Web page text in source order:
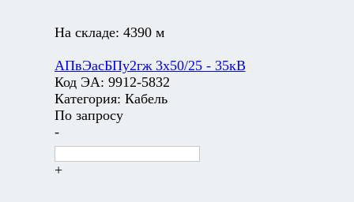
На складе: 4390 м
АПвЭасБПу2гж 3х50/25 - 35кВ
Код ЭА: 9912-5832
Категория: Кабель
По запросу
-
+